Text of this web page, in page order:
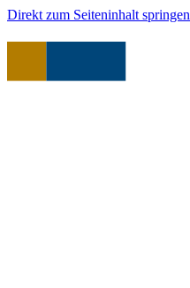
Direkt zum Seiteninhalt springen